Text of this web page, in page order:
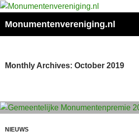
Monumentenvereniging.nl
Monthly Archives: October 2019
NIEUWS